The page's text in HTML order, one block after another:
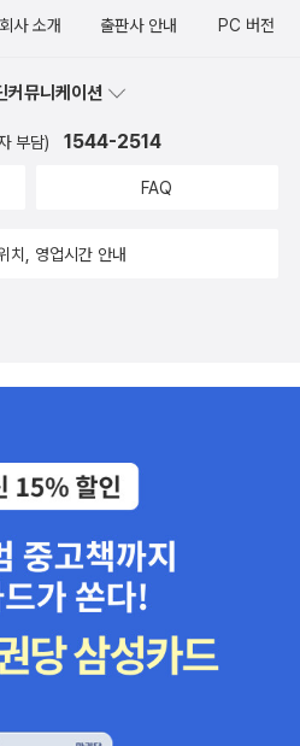
회사 소개 출판사 안내 PC 버전
커뮤니케이션
부담) 1544-2514
FAQ
치, 영업시간 안내